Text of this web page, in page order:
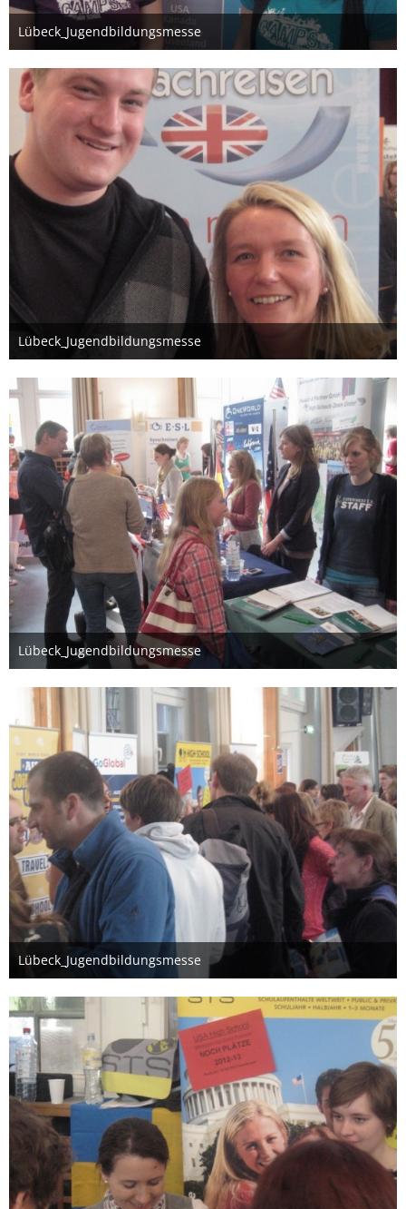
Lübeck_Jugendbildungsmesse
26. März 2012
Lübeck_Jugendbildungsmesse
26. März 2012
Lübeck_Jugendbildungsmesse
26. März 2012
Lübeck_Jugendbildungsmesse
26. März 2012